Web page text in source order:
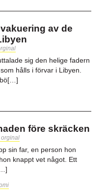
av de
sig den helige fadern
hålls i förvar i Libyen.
bö[…]
före skräcken
orginal
sin far, en person hon
knappt vet något. Ett